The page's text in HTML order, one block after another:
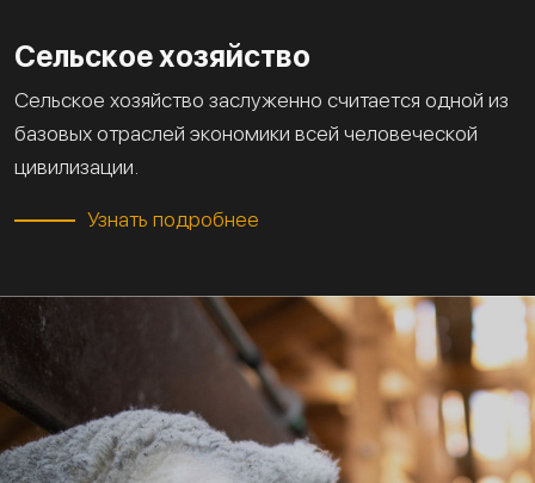
Сельское хозяйство
Сельское хозяйство заслуженно считается одной из
базовых отраслей экономики всей человеческой
цивилизации.
Узнать подробнее